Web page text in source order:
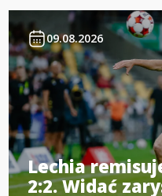
09.08.2026
Lechia
2:2. Widać